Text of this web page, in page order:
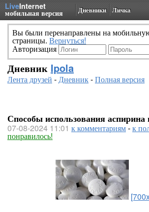
LiveInternet
мобильная версия Дневники Личка
Вы были перенаправлены на
страницы. Вернуться!
Авторизация
Дневник Ipola
Лента друзей -Дневник-Полная версия
Способы использования
07-08-2024 11:01 к комментариям-к
понравилось!